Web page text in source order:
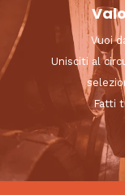
Vuoi
Unisciti al
Fatti